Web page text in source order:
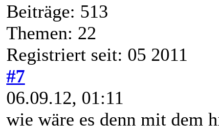
Beiträge: 513
Themen: 22
Registriert seit: 05 2011
#7
06.09.12, 01:11
wie wäre es denn mit dem